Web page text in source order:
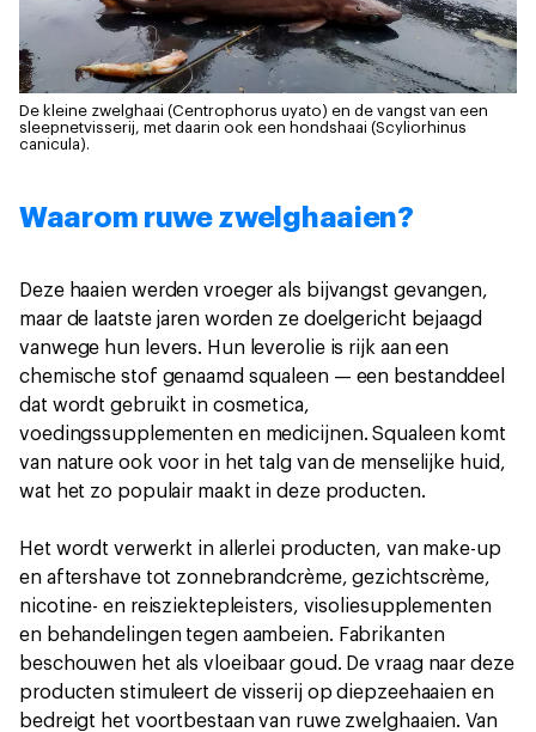
De kleine zwelghaai (Centrophorus uyato) en de vangst van een
sleepnetvisserij, met daarin ook een hondshaai (Scyliorhinus
canicula).
Waarom ruwe zwelghaaien?
Deze haaien werden vroeger als bijvangst gevangen,
maar de laatste jaren worden ze doelgericht bejaagd
vanwege hun levers. Hun leverolie is rijk aan een
chemische stof genaamd squaleen — een bestanddeel
dat wordt gebruikt in cosmetica,
voedingssupplementen en medicijnen. Squaleen komt
van nature ook voor in het talg van de menselijke huid,
wat het zo populair maakt in deze producten.
Het wordt verwerkt in allerlei producten, van make-up
en aftershave tot zonnebrandcrème, gezichtscrème,
nicotine- en reisziektepleisters, visoliesupplementen
en behandelingen tegen aambeien. Fabrikanten
beschouwen het als vloeibaar goud. De vraag naar deze
producten stimuleert de visserij op diepzeehaaien en
bedreigt het voortbestaan van ruwe zwelghaaien. Van